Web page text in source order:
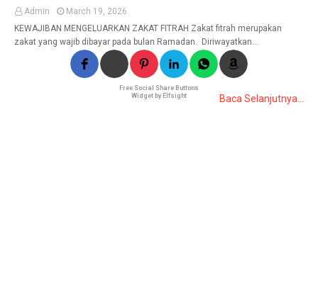
Admin
March 19, 2026
KEWAJIBAN MENGELUARKAN ZAKAT FITRAH Zakat fitrah merupakan
zakat yang wajib dibayar pada bulan Ramadan. Diriwayatkan…
Free Social Share Buttons
Widget by Elfsight
Baca Selanjutnya...